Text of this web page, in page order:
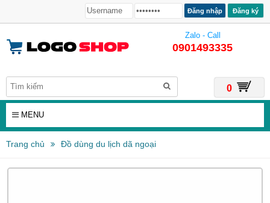
Đăng ký
Zalo - Call
0901493335
0
MENU
Trang chủ Đồ dùng du lịch dã ngoại